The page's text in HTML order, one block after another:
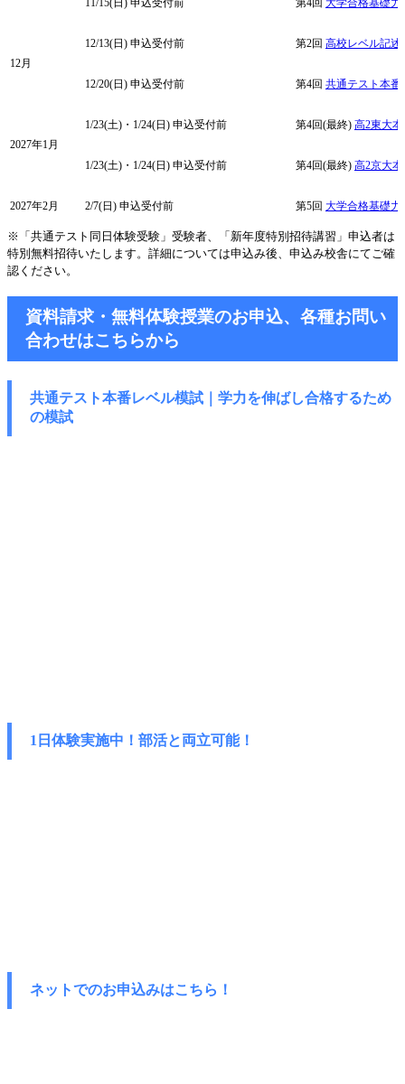
11/15(日) 申込受付前 第4回 大学合格基礎力
12月
12/13(日) 申込受付前 第2回 高校レベル記述
12/20(日) 申込受付前 第4回 共通テスト本番
2027年1月
1/23(土)・1/24(日) 申込受付前 第4回(最終) 高2東大
1/23(土)・1/24(日) 申込受付前 第4回(最終) 高2京大
2027年2月 2/7(日) 申込受付前 第5回 大学合格基礎力
※「共通テスト同日体験受験」受験者、「新年度特別招待講習」申込者は
特別無料招待いたします。詳細については申込み後、申込み校舎にてご確
認ください。
資料請求・無料体験授業のお申込、各種お問い
合わせはこちらから
共通テスト本番レベル模試｜学力を伸ばし合格するため
の模試
1日体験実施中！部活と両立可能！
ネットでのお申込みはこちら！